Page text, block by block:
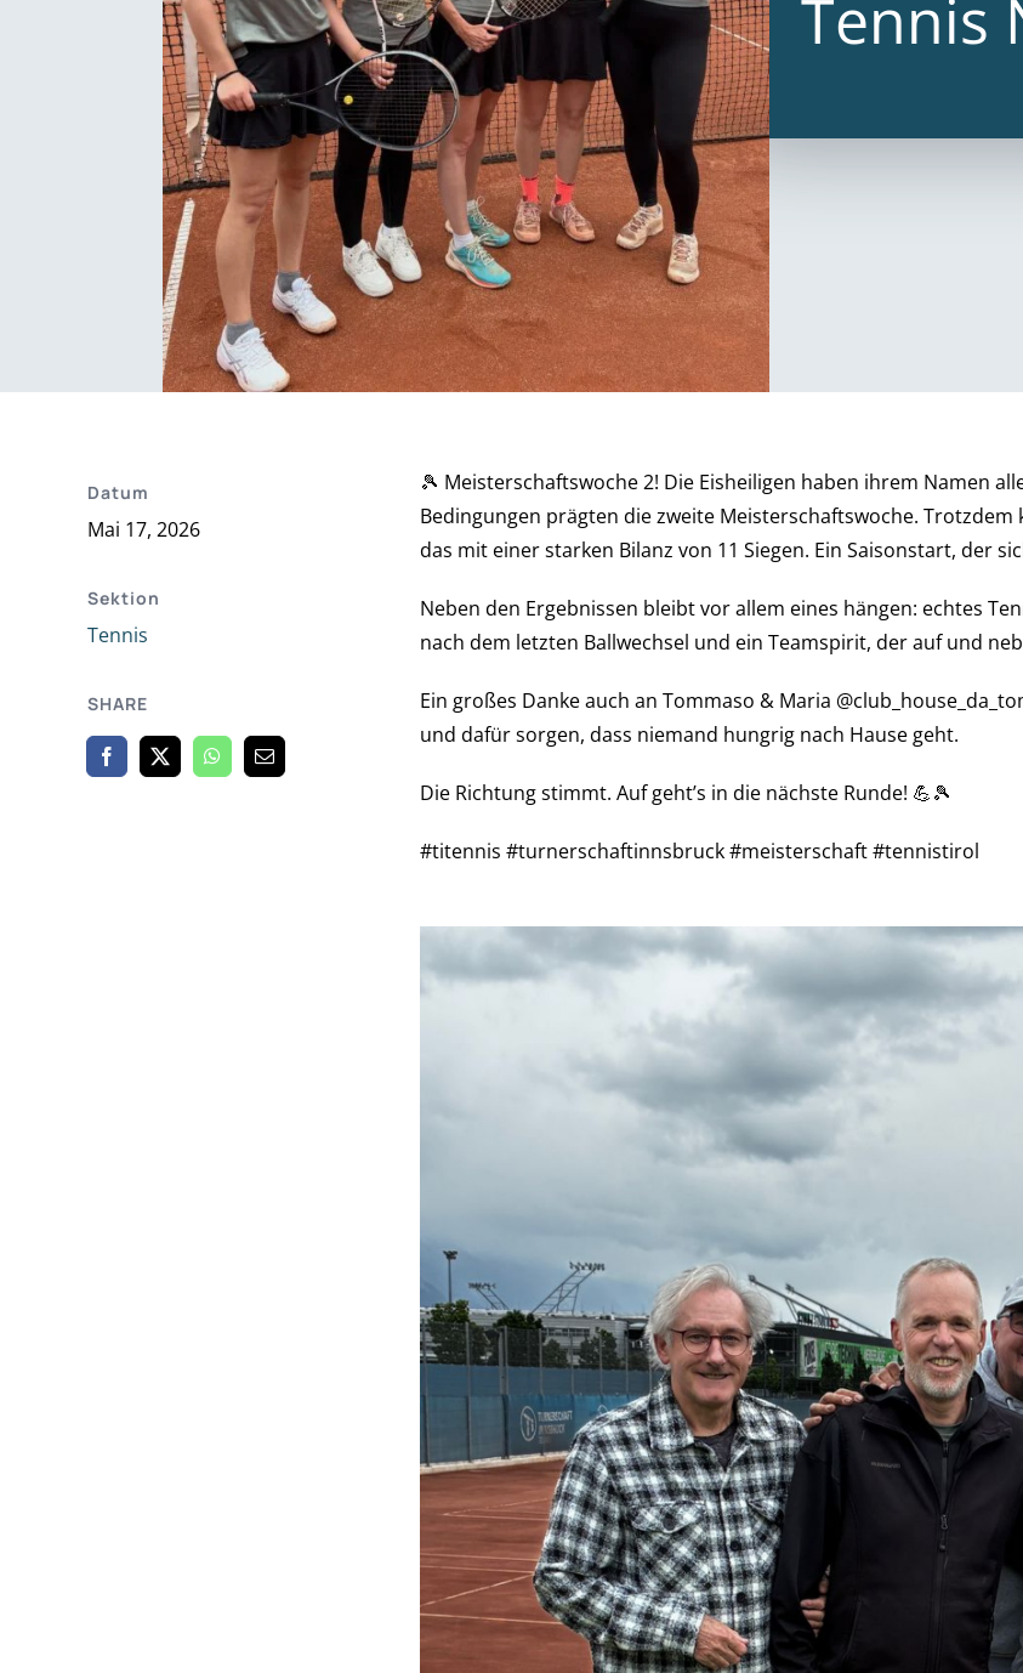
Tennis
Datum
Mai 17, 2026
Sektion
Tennis
SHARE
🎾 Meisterschaftswoche 2! Die Eisheiligen haben ihrem Namen
Bedingungen prägten die zweite Meisterschaftswoche.
das mit einer starken Bilanz von 11 Siegen. Ein Saisonstart, der
Neben den Ergebnissen bleibt vor allem eines hängen: echtes
nach dem letzten Ballwechsel und ein Teamspirit, der auf und
Ein großes Danke auch an Tommaso & Maria
und dafür sorgen, dass niemand hungrig nach Hause geht.
Die Richtung stimmt. Auf geht’s in die nächste Runde! 💪🎾
#titennis #turnerschaftinnsbruck #meisterschaft #tennistirol